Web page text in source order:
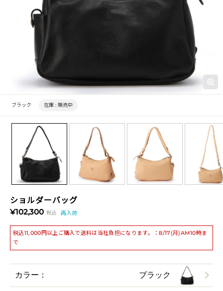
ショルダーバッグ
¥102,300 税込 再入荷
税込11,000円以上ご購入で送料は当社負担になります。：8/17(月)AM10時ま
で
ブラック 在庫 : 販売中
カラー： ブラック